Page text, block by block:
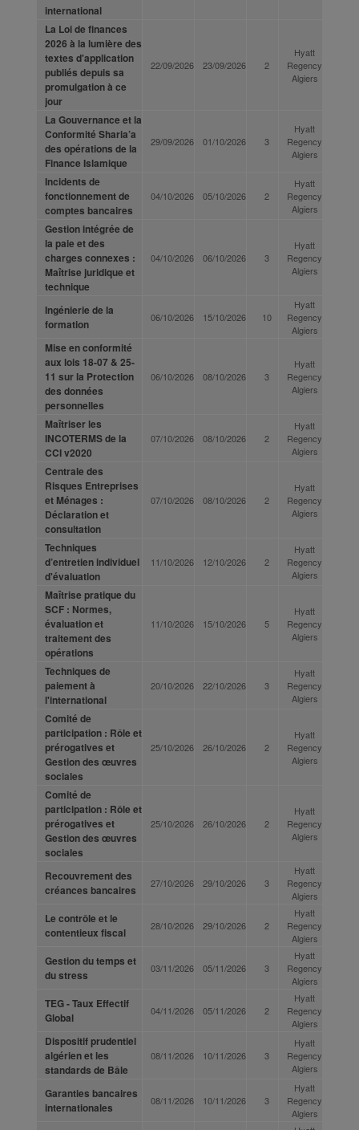
international
La Loi de finances
2026 à la lumière des
textes d'application
publiés depuis sa
promulgation à ce
jour
22/09/2026 23/09/2026 2
Hyatt
Regency
Algiers
La Gouvernance et la
Conformité Sharia’a
des opérations de la
Finance Islamique
29/09/2026 01/10/2026 3
Hyatt
Regency
Algiers
Incidents de
fonctionnement de
comptes bancaires
04/10/2026 05/10/2026 2
Hyatt
Regency
Algiers
Gestion intégrée de
la paie et des
charges connexes :
Maîtrise juridique et
technique
04/10/2026 06/10/2026 3
Hyatt
Regency
Algiers
Ingénierie de la
formation
06/10/2026 15/10/2026 10
Hyatt
Regency
Algiers
Mise en conformité
aux lois 18-07 & 25-
11 sur la Protection
des données
personnelles
06/10/2026 08/10/2026 3
Hyatt
Regency
Algiers
Maîtriser les
INCOTERMS de la
CCI v2020
07/10/2026 08/10/2026 2
Hyatt
Regency
Algiers
Centrale des
Risques Entreprises
et Ménages :
Déclaration et
consultation
07/10/2026 08/10/2026 2
Hyatt
Regency
Algiers
Techniques
d’entretien individuel
d'évaluation
11/10/2026 12/10/2026 2
Hyatt
Regency
Algiers
Maîtrise pratique du
SCF : Normes,
évaluation et
traitement des
opérations
11/10/2026 15/10/2026 5
Hyatt
Regency
Algiers
Techniques de
paiement à
l'international
20/10/2026 22/10/2026 3
Hyatt
Regency
Algiers
Comité de
participation : Rôle et
prérogatives et
Gestion des œuvres
sociales
25/10/2026 26/10/2026 2
Hyatt
Regency
Algiers
Comité de
participation : Rôle et
prérogatives et
Gestion des œuvres
sociales
25/10/2026 26/10/2026 2
Hyatt
Regency
Algiers
Recouvrement des
créances bancaires
27/10/2026 29/10/2026 3
Hyatt
Regency
Algiers
Le contrôle et le
contentieux fiscal
28/10/2026 29/10/2026 2
Hyatt
Regency
Algiers
Gestion du temps et
du stress
03/11/2026 05/11/2026 3
Hyatt
Regency
Algiers
TEG - Taux Effectif
Global
04/11/2026 05/11/2026 2
Hyatt
Regency
Algiers
Dispositif prudentiel
algérien et les
standards de Bâle
08/11/2026 10/11/2026 3
Hyatt
Regency
Algiers
Garanties bancaires
internationales
08/11/2026 10/11/2026 3
Hyatt
Regency
Algiers